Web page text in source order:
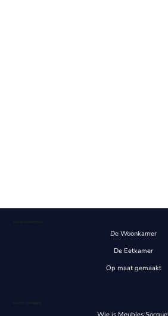
De Woonkamer
De Eetkamer
Op maat gemaakt
Henri Socquet